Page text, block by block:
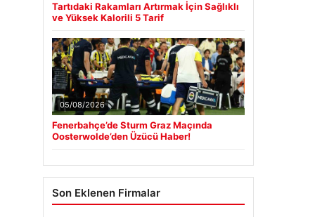
Tartıdaki Rakamları Artırmak İçin Sağlıklı
ve Yüksek Kalorili 5 Tarif
05/08/2026
Fenerbahçe’de Sturm Graz Maçında
Oosterwolde’den Üzücü Haber!
Son Eklenen Firmalar